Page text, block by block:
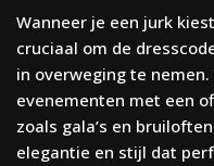
Wanneer je een jurk
cruciaal om de
in overweging te
evenementen met een
zoals gala’s en
elegantie en stijl dat